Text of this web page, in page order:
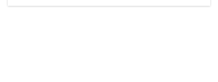
Der Weinbau dominert heute nicht mehr, ist aber integrativer